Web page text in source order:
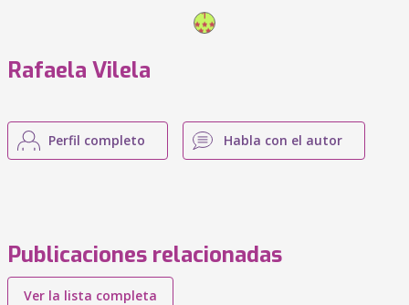
Rafaela Vilela
Perfil completo Habla con el autor
Publicaciones relacionadas
Ver la lista completa